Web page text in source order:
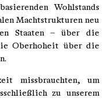
Wohlstands
Machtstrukturen neu
Staaten – über die
Oberhoheit über die
missbrauchten, um
zu unserem